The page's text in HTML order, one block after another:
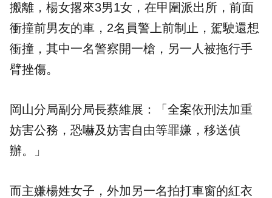
搬離，楊女撂來3男1女，在甲圍派出所，前面
衝撞前男友的車，2名員警上前制止，駕駛還想
衝撞，其中一名警察開一槍，另一人被拖行手
臂挫傷。
岡山分局副分局長蔡維展：「全案依刑法加重
妨害公務，恐嚇及妨害自由等罪嫌，移送偵
辦。」
而主嫌楊姓女子，外加另一名拍打車窗的紅衣